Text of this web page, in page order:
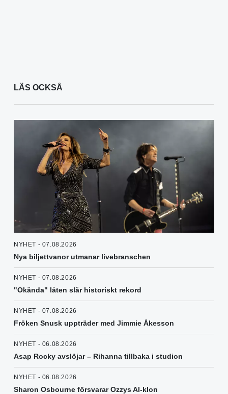
LÄS OCKSÅ
NYHET - 07.08.2026
Nya biljettvanor utmanar livebranschen
NYHET - 07.08.2026
"Okända" låten slår historiskt rekord
NYHET - 07.08.2026
Fröken Snusk uppträder med Jimmie Åkesson
NYHET - 06.08.2026
Asap Rocky avslöjar – Rihanna tillbaka i studion
NYHET - 06.08.2026
Sharon Osbourne försvarar Ozzys AI-klon